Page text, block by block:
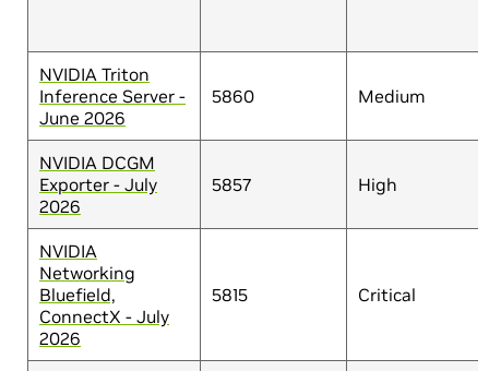
NVIDIA Triton
Inference Server -
June 2026
5860 Medium
NVIDIA DCGM
Exporter - July
2026
5857 High
NVIDIA
Networking
Bluefield,
ConnectX - July
2026
5815 Critical